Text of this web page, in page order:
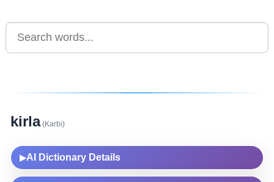
kirla(Karbi)
▶AI Dictionary Details